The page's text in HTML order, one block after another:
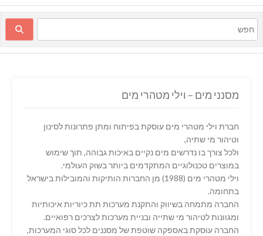
מסנני מים – וילי מטהרי מים
חברת וילי מטהרי מים עוסקת בפיתוח ומתן פתרונות לסינון
וטיהור מי שתיה,
ולכל צורך בו נדרשים מים נקיים באיכות גבוהה, תוך שימוש
במוצרים טכנולוגיים המתקדמים ביותר בשוק העולמי.
וילי מטהרי מים (1988) מן החברות הותיקות והמובילות בישראל
בתחומה.
החברה מתמחה בשיווק והתקנת מערכות תת כיוריות איכותיות
ומגוונות לטיהור מי שתייה ובניית מערכות לצרכים רפואיים.
החברה עוסקת באספקה שוטפת של מסננים לכל סוגי המערכות,